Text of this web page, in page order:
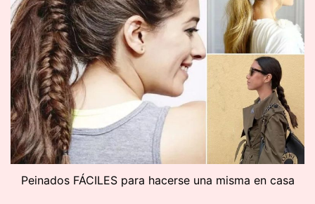
Peinados FÁCILES para hacerse una misma en casa